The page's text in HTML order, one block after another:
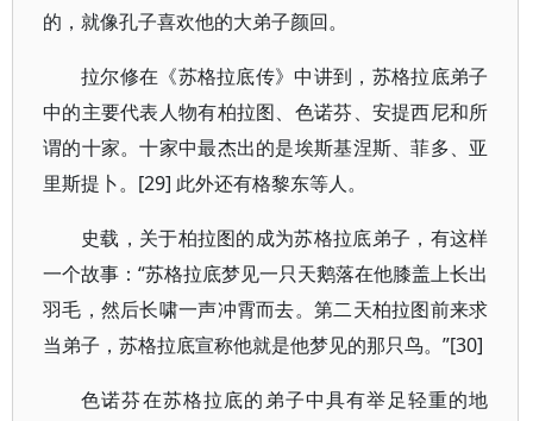
的，就像孔子喜欢他的大弟子颜回。
拉尔修在《苏格拉底传》中讲到，苏格拉底弟子
中的主要代表人物有柏拉图、色诺芬、安提西尼和所
谓的十家。十家中最杰出的是埃斯基涅斯、菲多、亚
里斯提卜。[29] 此外还有格黎东等人。
史载，关于柏拉图的成为苏格拉底弟子，有这样
一个故事：“苏格拉底梦见一只天鹅落在他膝盖上长出
羽毛，然后长啸一声冲霄而去。第二天柏拉图前来求
当弟子，苏格拉底宣称他就是他梦见的那只鸟。”[30]
色诺芬在苏格拉底的弟子中具有举足轻重的地